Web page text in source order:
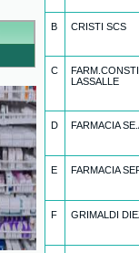
B CRISTI SCS
C
LASSALLE
D FARMACIA
E FARMACIA
F GRIMALDI